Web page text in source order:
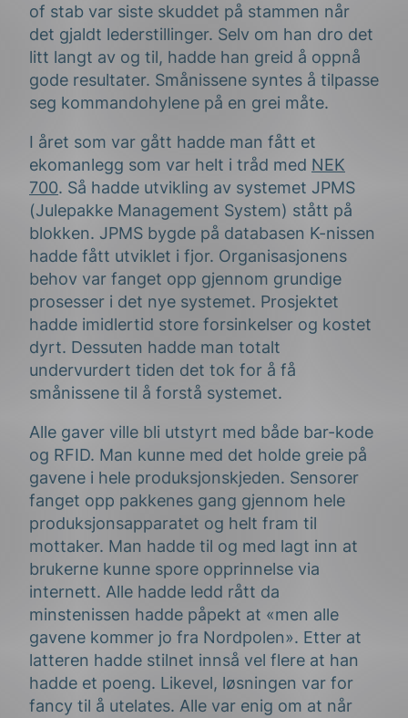
of stab var siste skuddet på stammen når
det gjaldt lederstillinger. Selv om han dro det
litt langt av og til, hadde han greid å oppnå
gode resultater. Smånissene syntes å tilpasse
seg kommandohylene på en grei måte.
I året som var gått hadde man fått et
ekomanlegg som var helt i tråd med NEK
700. Så hadde utvikling av systemet JPMS
(Julepakke Management System) stått på
blokken. JPMS bygde på databasen K-nissen
hadde fått utviklet i fjor. Organisasjonens
behov var fanget opp gjennom grundige
prosesser i det nye systemet. Prosjektet
hadde imidlertid store forsinkelser og kostet
dyrt. Dessuten hadde man totalt
undervurdert tiden det tok for å få
smånissene til å forstå systemet.
Alle gaver ville bli utstyrt med både bar-kode
og RFID. Man kunne med det holde greie på
gavene i hele produksjonskjeden. Sensorer
fanget opp pakkenes gang gjennom hele
produksjonsapparatet og helt fram til
mottaker. Man hadde til og med lagt inn at
brukerne kunne spore opprinnelse via
internett. Alle hadde ledd rått da
minstenissen hadde påpekt at «men alle
gavene kommer jo fra Nordpolen». Etter at
latteren hadde stilnet innså vel flere at han
hadde et poeng. Likevel, løsningen var for
fancy til å utelates. Alle var enig om at når